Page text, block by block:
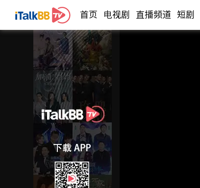
首页 电视剧 直播频道 短剧